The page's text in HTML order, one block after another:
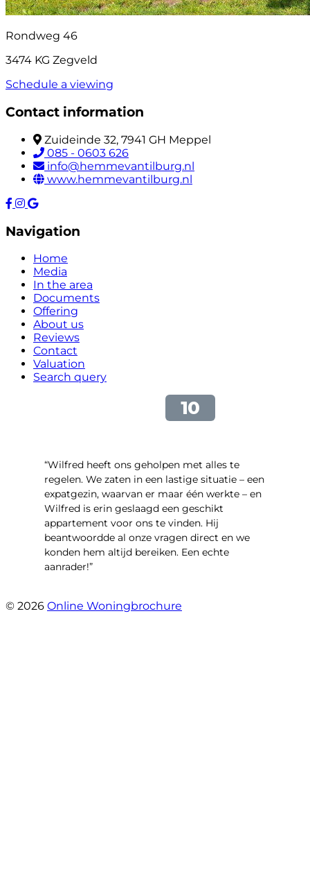
Rondweg 46
3474 KG Zegveld
Schedule a viewing
Contact information
Zuideinde 32, 7941 GH Meppel
085 - 0603 626
info@hemmevantilburg.nl
www.hemmevantilburg.nl
Navigation
Home
Media
In the area
Documents
Offering
About us
Reviews
Contact
Valuation
Search query
“Wilfred heeft ons geholpen met alles te
regelen. We zaten in een lastige situatie – een
expatgezin, waarvan er maar één werkte – en
Wilfred is erin geslaagd een geschikt
appartement voor ons te vinden. Hij
beantwoordde al onze vragen direct en we
konden hem altijd bereiken. Een echte
aanrader!”
© 2026 Online Woningbrochure